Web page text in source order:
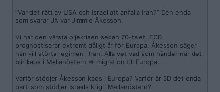
”Var det rätt av USA och Israel att anfalla Iran?” Den enda
som svarar JA var Jimmie Åkesson.
Vi har den värsta oljekrisen sedan 70-talet. ECB
prognostiserar extremt dåligt år för Europa. Åkesson säger
han vill störta regimen i Iran. Alla vet vad som händer när det
blir kaos i Mellanöstern => migration till Europa.
Varför stödjer Åkesson kaos i Europa? Varför är SD det enda
parti som stödjer Israels krig i Mellanöstern?